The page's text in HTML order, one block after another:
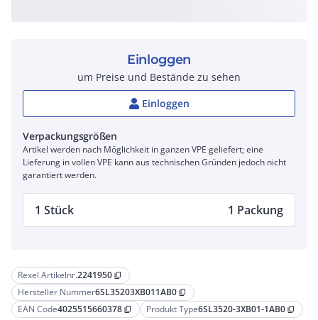
Rexel Artikelnr.2241950 content_copy
Hersteller Nummer6SL35203XB011AB0 content_copy
EAN Code4025515660378 content_copy Produkt Type6SL3520-3XB01-1AB0 content_copy
Einloggen
um Preise und Bestände zu sehen
Einloggen
Verpackungsgrößen
Artikel werden nach Möglichkeit in ganzen VPE geliefert; eine
Lieferung in vollen VPE kann aus technischen Gründen jedoch nicht
garantiert werden.
1 Stück 1 Packung